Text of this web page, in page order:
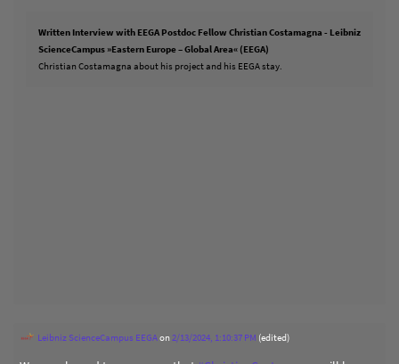
Written Interview with EEGA Postdoc Fellow Christian Costamagna - Leibniz
ScienceCampus »Eastern Europe – Global Area« (EEGA)
Christian Costamagna about his project and his EEGA stay.
Leibniz ScienceCampus EEGAon2/13/2024, 1:10:37 PM (edited)